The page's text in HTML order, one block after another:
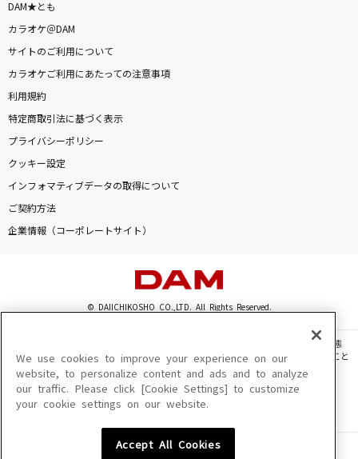
上原歩夢(大西亜玖璃)
[生音]秘密のキス
back number
片っぽ
[生音]Mela!
DAMの新曲・ランキングなど
カラオケ最新情報をチェック！
DAM★とも
カラオケ＠DAM
サイトのご利用について
カラオケご利用にあたっての注意事項
利用規約
特定商取引法に基づく表示
プライバシーポリシー
クッキー設定
インフォマティブデータの取得について
ご契約方法
企業情報（コーポレートサイト）
© DAIICHIKOSHO CO.,LTD. All Rights Reserved.
このサイトに掲載されている一切の文章・画像・写真・動画・音声等を、手段や形態
を問わず、著作権法の定める範囲を超えて無断で複製、転載、ファイル化などすること
を禁じます。
楽曲及びコンテンツは、機種によりご利用いただけない場合があります。
楽曲及びコンテンツの配信日、配信内容が変更になる場合があります。
We use cookies to improve your experience on our
website, to personalize content and ads and to analyze
our traffic. Please click [Cookie Settings] to customize
your cookie settings on our website.
Accept All Cookies